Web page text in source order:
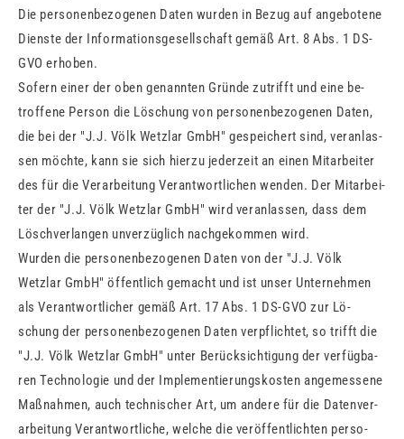
Die per­so­nen­be­zo­ge­nen Daten wur­den in Bezug auf an­ge­bo­te­ne
Diens­te der In­for­ma­ti­ons­ge­sell­schaft gemäß Art. 8 Abs. 1 DS-
GVO er­ho­ben.
So­fern einer der oben ge­nann­ten Grün­de zu­trifft und eine be­
trof­fe­ne Per­son die Lö­schung von per­so­nen­be­zo­ge­nen Daten,
die bei der "J.J. Völk Wetzlar GmbH" ge­spei­chert sind, ver­an­las­
sen möch­te, kann sie sich hier­zu je­der­zeit an einen Mit­ar­bei­ter
des für die Ver­ar­bei­tung Ver­ant­wort­li­chen wen­den. Der Mit­ar­bei­
ter der "J.J. Völk Wetzlar GmbH" wird ver­an­las­sen, dass dem
Lösch­ver­lan­gen un­ver­züg­lich nach­ge­kom­men wird.
Wur­den die per­so­nen­be­zo­ge­nen Daten von der "J.J. Völk
Wetzlar GmbH" öf­fent­lich ge­macht und ist unser Un­ter­neh­men
als Ver­ant­wort­li­cher gemäß Art. 17 Abs. 1 DS-GVO zur Lö­
schung der per­so­nen­be­zo­ge­nen Daten ver­pflich­tet, so trifft die
"J.J. Völk Wetzlar GmbH" unter Be­rück­sich­ti­gung der ver­füg­ba­
ren Tech­no­lo­gie und der Im­ple­men­tie­rungs­kos­ten an­ge­mes­se­ne
Maß­nah­men, auch tech­ni­scher Art, um an­de­re für die Da­ten­ver­
ar­bei­tung Ver­ant­wort­li­che, wel­che die ver­öf­fent­lich­ten per­so­